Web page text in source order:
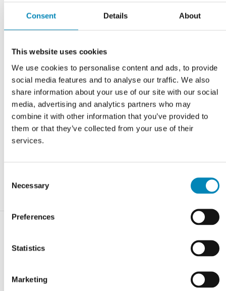
Consent Details About
This website uses cookies
We use cookies to personalise content and ads, to provide
social media features and to analyse our traffic. We also
share information about your use of our site with our social
media, advertising and analytics partners who may
combine it with other information that you’ve provided to
them or that they’ve collected from your use of their
services.
Selection
Necessary
Preferences
Statistics
Marketing
Har du brug for hjælp?
Kontoret er åbent alle ugens dage 9-22. Tlf. 9743 0500
RING MIG OP
KONTAKT OS
Varebeskrivelse